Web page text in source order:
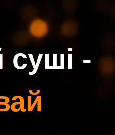
-
Max